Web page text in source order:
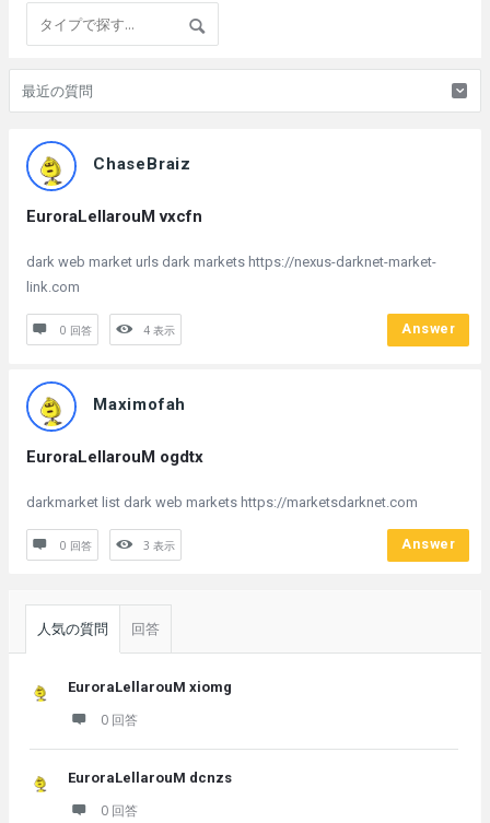
FUNxFAN
ウ
ォ
チ
Latest
質
ChaseBraiz
EuroraLellarouM vxcfn
dark web market urls dark markets https://nexus-darknet-market-
link.com
0 回答 4 表示 Answer
Maximofah
EuroraLellarouM ogdtx
darkmarket list dark web markets https://marketsdarknet.com
0 回答 3 表示 Answer
サ
ド
人気の質問 回答
EuroraLellarouM xiomg
0 回答
EuroraLellarouM dcnzs
0 回答